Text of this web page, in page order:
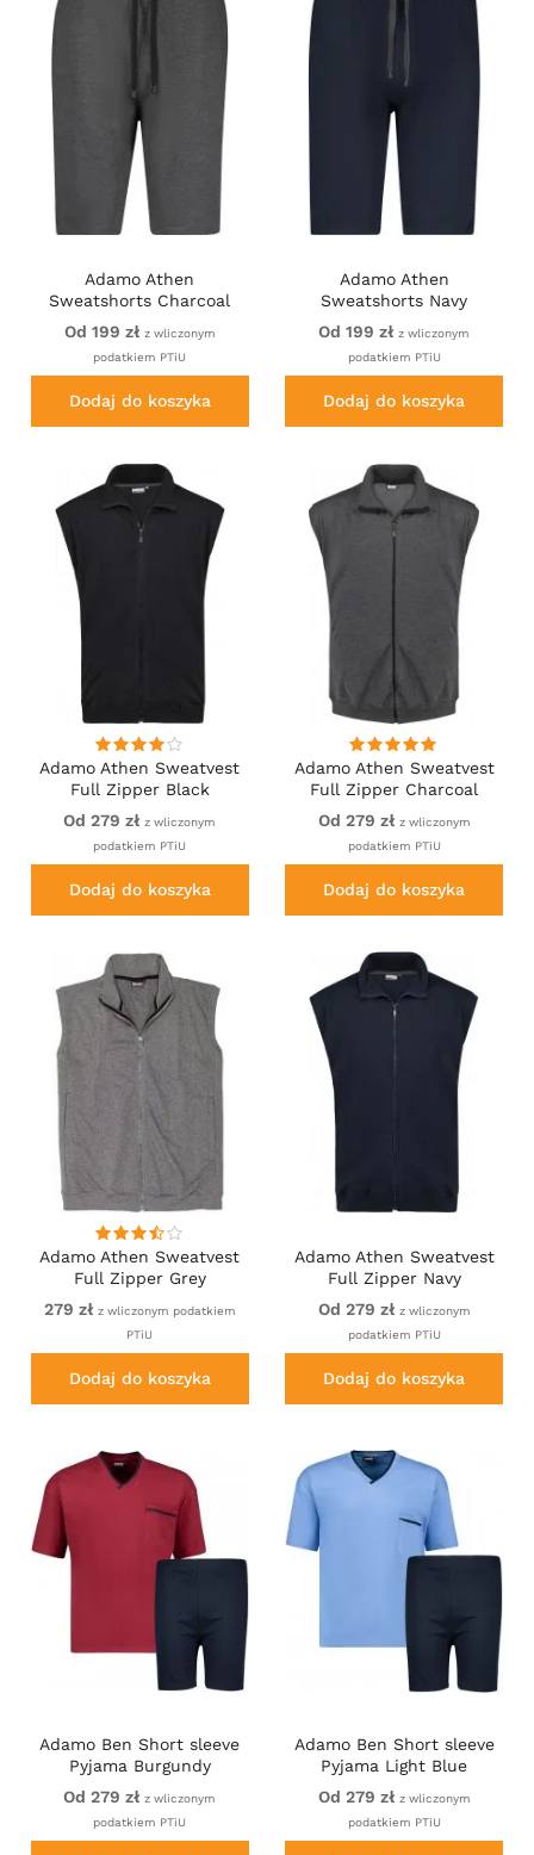
Adamo Athen
Sweatshorts Charcoal
Od 199 zł z wliczonym
podatkiem PTiU
Dodaj do koszyka
Adamo Athen
Sweatshorts Navy
Od 199 zł z wliczonym
podatkiem PTiU
Dodaj do koszyka
Adamo Athen Sweatvest
Full Zipper Black
Od 279 zł z wliczonym
podatkiem PTiU
Dodaj do koszyka
Adamo Athen Sweatvest
Full Zipper Charcoal
Od 279 zł z wliczonym
podatkiem PTiU
Dodaj do koszyka
Adamo Athen Sweatvest
Full Zipper Grey
279 zł z wliczonym podatkiem
PTiU
Dodaj do koszyka
Adamo Athen Sweatvest
Full Zipper Navy
Od 279 zł z wliczonym
podatkiem PTiU
Dodaj do koszyka
Adamo Ben Short sleeve
Pyjama Burgundy
Od 279 zł z wliczonym
podatkiem PTiU
Adamo Ben Short sleeve
Pyjama Light Blue
Od 279 zł z wliczonym
podatkiem PTiU